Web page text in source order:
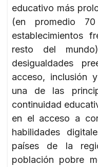
educativo más
(en promedio
establecimientos
resto del
desigualdades
acceso, inclusión
una de las
continuidad
en el acceso a
habilidades
países de la
población pobre